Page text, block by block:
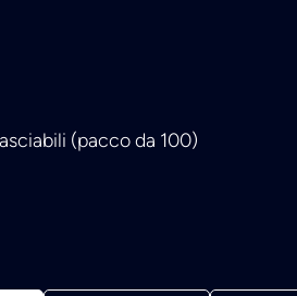
(pacco da 100)